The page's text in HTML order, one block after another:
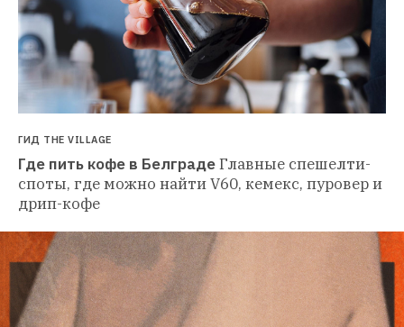
ГИД THE VILLAGE
Где пить кофе в БелградеГлавные спешелти-
споты, где можно найти V60, кемекс, пуровер и
дрип-кофе